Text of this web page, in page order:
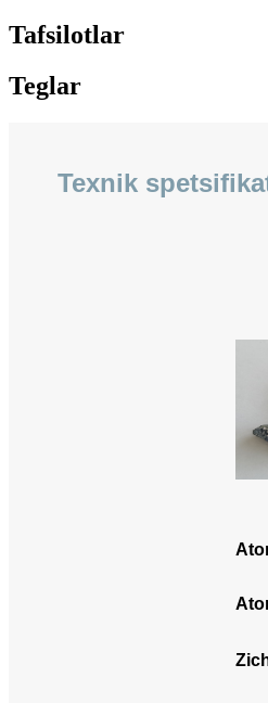
Tafsilotlar
Teglar
Texnik